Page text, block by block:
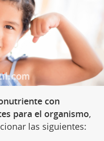
con
para el organismo,
las siguientes: